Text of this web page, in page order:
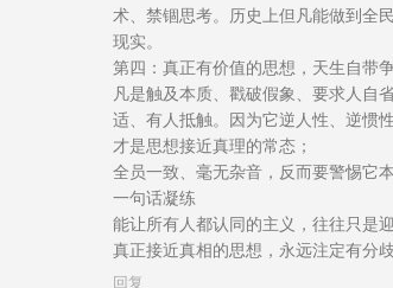
术、禁锢思考。历史上但凡能做到全
现实。
第四：真正有价值的思想，天生自带
凡是触及本质、戳破假象、要求人自
适、有人抵触。因为它逆人性、逆惯
才是思想接近真理的常态；
全员一致、毫无杂音，反而要警惕它
一句话凝练
能让所有人都认同的主义，往往只是
真正接近真相的思想，永远注定有分
回复